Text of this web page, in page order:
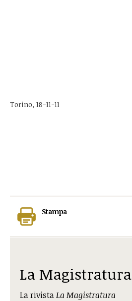
Torino, 18-11-11
Stampa
La Magistratura
La rivistaLa Magistratura